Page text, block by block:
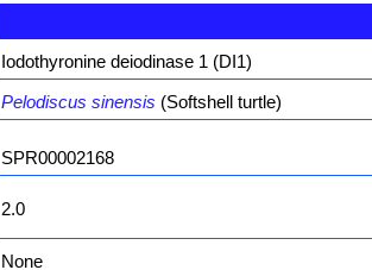
Iodothyronine deiodinase 1 (DI1)
Pelodiscus sinensis (Softshell turtle)
SPR00002168
2.0
None